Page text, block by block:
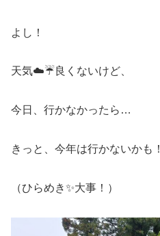
よし！
天気☁️☔良くないけど、
今日、行かなかったら…
きっと、今年は行かないかも！
（ひらめき✨大事！）